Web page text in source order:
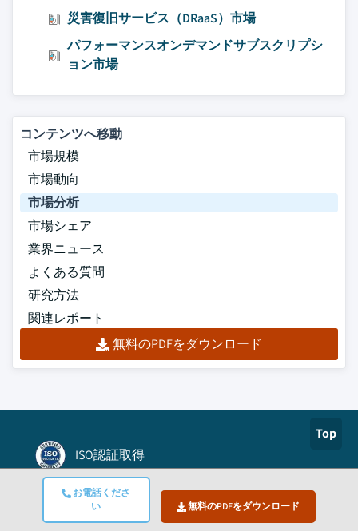
お電話くださ
い
無料のPDFをダウンロード
災害復旧サービス（DRaaS）市場
パフォーマンスオンデマンドサブスクリプシ
ョン市場
コンテンツへ移動
市場規模
市場動向
市場分析
市場シェア
業界ニュース
よくある質問
研究方法
関連レポート
無料のPDFをダウンロード
Top
ISO認証取得
Authorize.net